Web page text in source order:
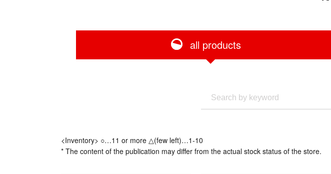
all products
<Inventory> ○…11 or more △(few left)…1-10
* The content of the publication may differ from the actual stock status of the store.